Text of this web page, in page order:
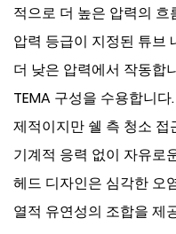
적으로 더 높은 압력의
압력 등급이 지정된 튜브
더 낮은 압력에서 작동합
TEMA 구성을 수용합니
제적이지만 쉘 측 청소
기계적 응력 없이 자유로
헤드 디자인은 심각한 오
열적 유연성의 조합을 제